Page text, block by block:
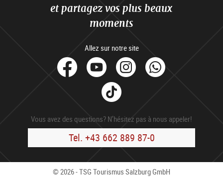
et partagez vos plus beaux
moments
Allez sur notre site
facebook
YoutubeInstagram
Tik
Tok
Vous avez des questions? N’hésitez pas à nous appeler!
Tel. +43 662 889 87-0
© 2026 - TSG Tourismus Salzburg GmbH